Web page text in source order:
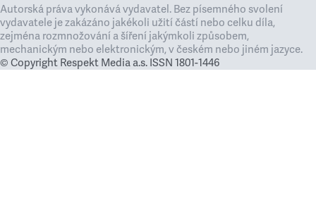
Autorská práva vykonává vydavatel. Bez písemného svolení
vydavatele je zakázáno jakékoli užití částí nebo celku díla,
zejména rozmnožování a šíření jakýmkoli způsobem,
mechanickým nebo elektronickým, v českém nebo jiném jazyce.
© Copyright Respekt Media a.s. ISSN 1801-1446